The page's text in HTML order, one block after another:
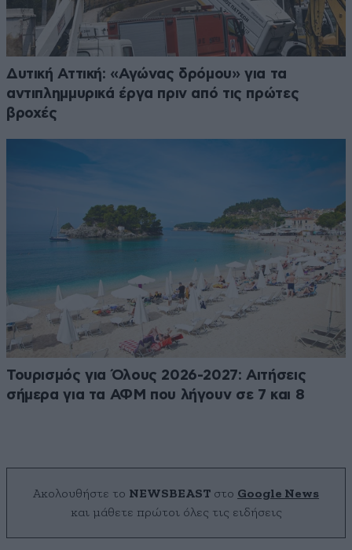
Δυτική Αττική: «Αγώνας δρόμου» για τα
αντιπλημμυρικά έργα πριν από τις πρώτες
βροχές
Τουρισμός για Όλους 2026-2027: Αιτήσεις
σήμερα για τα ΑΦΜ που λήγουν σε 7 και 8
Ακολουθήστε το NEWSBEAST στο Google News
και μάθετε πρώτοι όλες τις ειδήσεις